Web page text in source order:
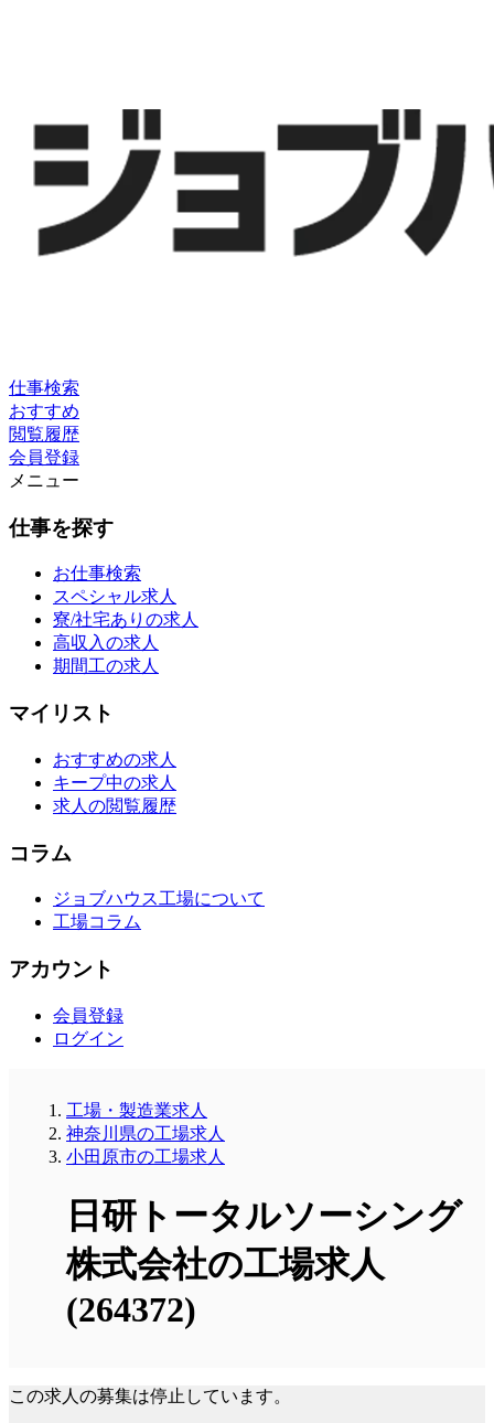
仕事検索
おすすめ
閲覧履歴
会員登録
メニュー
仕事を探す
お仕事検索
スペシャル求人
寮/社宅ありの求人
高収入の求人
期間工の求人
マイリスト
おすすめの求人
キープ中の求人
求人の閲覧履歴
コラム
ジョブハウス工場について
工場コラム
アカウント
会員登録
ログイン
工場・製造業求人
神奈川県の工場求人
小田原市の工場求人
日研トータルソーシング
株式会社の工場求人
(264372)
この求人の募集は停止しています。